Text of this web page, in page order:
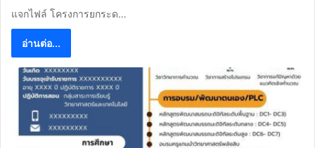
แจกไฟล์ โครงการยกระด…
อ่านต่อ...